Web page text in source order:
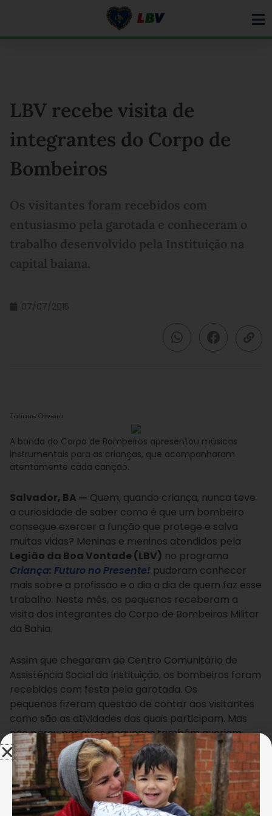
LBV recebe visita de
integrantes do Corpo de
Bombeiros
Os visitantes foram recebidos com
entusiasmo pela garotada e conheceram o
trabalho desenvolvido pela Instituição na
capital baiana.
07/07/2015
Tatiane Oliveira
A banda do Corpo de Bombeiros apresentou músicas
instrumentais para as crianças, que acompanharam
atentamente cada canção.
Salvador, BA — Quem, quando criança, nunca teve
a curiosidade de saber como é que um bombeiro
consegue exercer a função que protege e salva
muitas vidas? Meninas e meninos atendidos pela
Legião da Boa Vontade (LBV) no programa
Criança: Futuro no Presente! puderam conhecer
mais sobre a profissão e o dia a dia de quem faz esse
trabalho. Neste mês, os pequenos receberam a
visita dos integrantes do Corpo de Bombeiros Militar
da Bahia.
Assim que chegaram ao Centro Comunitário de
Assistência Social da Instituição, os bombeiros foram
recebidos com festa pela garotada. Os
pequenos fizeram questão de contar aos visitantes
como são as atividades das quais participam. Mas
não parou por aí: os pequenos também queriam
ouvir sobre a profissão, e aprenderam muito! “Eu
aprendi que o bombeiro ajuda as pessoas
independente de quem seja. Gostei de ver eles
tocarem, foi muito bom!”, disse Raquele, 6 anos.